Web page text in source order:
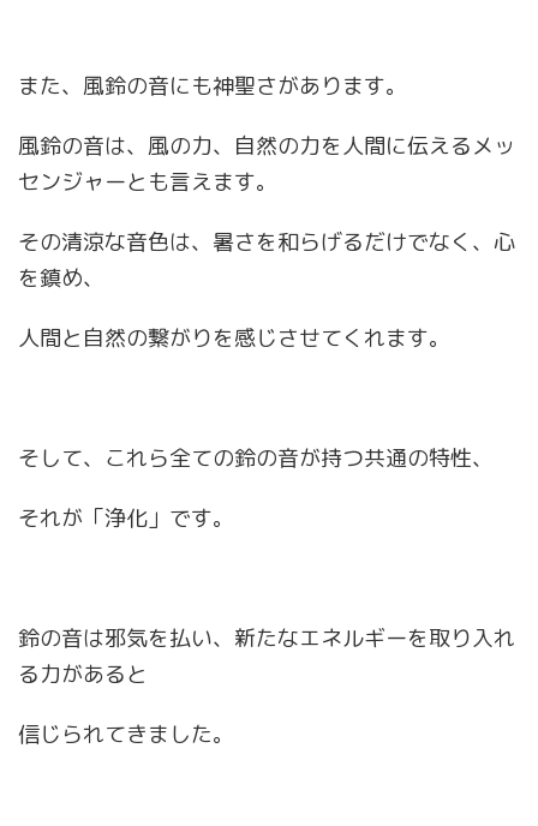
また、風鈴の音にも神聖さがあります。
風鈴の音は、風の力、自然の力を人間に伝えるメッ
センジャーとも言えます。
その清涼な音色は、暑さを和らげるだけでなく、心
を鎮め、
人間と自然の繋がりを感じさせてくれます。
そして、これら全ての鈴の音が持つ共通の特性、
それが「浄化」です。
鈴の音は邪気を払い、新たなエネルギーを取り入れ
る力があると
信じられてきました。